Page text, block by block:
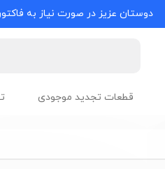
دوستان عزیز در صورت نیاز به
قطعات تجدید موجودی